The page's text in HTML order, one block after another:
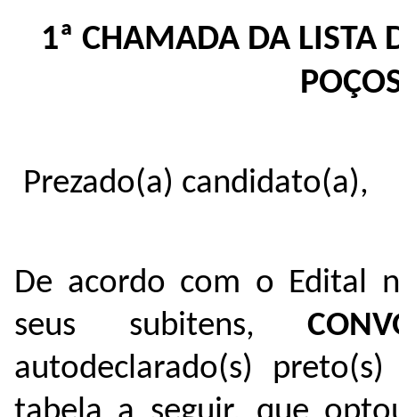
1ª CHAMADA DA LISTA
Prezado(a) candidato(a),
De acordo com o Edital
seus subitens,
autodeclarado(s)